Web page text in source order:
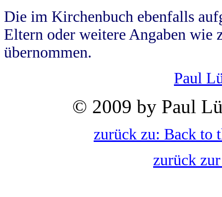
Die im Kirchenbuch ebenfalls
Eltern oder weitere Angaben wie
übernommen.
Paul
© 2009 by Paul
zurück zu: Back to
zurück